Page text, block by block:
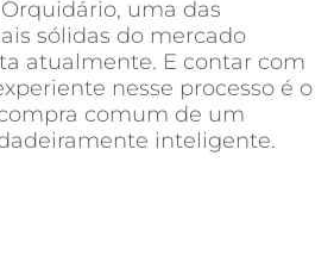
uma das
sólidas do mercado
atualmente. E contar com
nesse processo é o
comum de um
inteligente.